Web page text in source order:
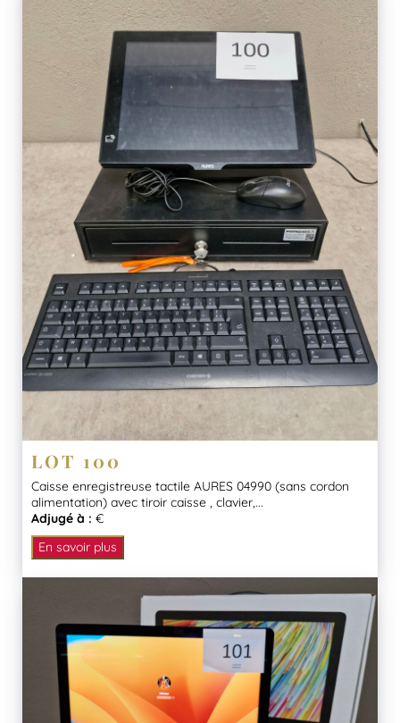
LOT 100
Caisse enregistreuse tactile AURES 04990 (sans cordon
alimentation) avec tiroir caisse , clavier,...
Adjugé à : €
En savoir plus